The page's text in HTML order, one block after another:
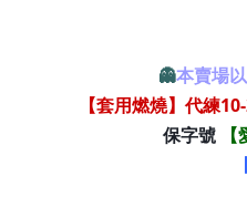
👻本賣場
【套用燃燒】代練
保字號